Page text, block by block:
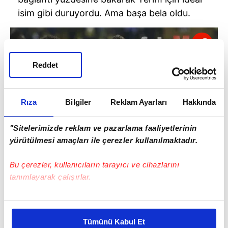
Rıza Bilgiler Reklam Ayarları Hakkında
"Sitelerimizde reklam ve pazarlama faaliyetlerinin
yürütülmesi amaçları ile çerezler kullanılmaktadır.
Bu çerezler, kullanıcıların tarayıcı ve cihazlarını
tanımlayarak çalışırlar.
Bu çerezlere izin vermeniz halinde sizlere özel
daha iyi reklam deneyimi yaşatabiliriz. Bunu yaparken
Tümünü Kabul Et
Reddet
isim gibi duruyordu. Ama başa bela oldu.
BONSERVİSİ ELİNDE
vazgeçildi. Salih Uçan, Terim için şu anda en
ideal isim olarak öne çıkmış durumda...